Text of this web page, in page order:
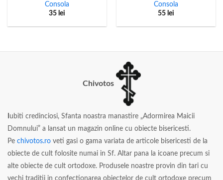
Consola
35 lei
Consola
55 lei
Chivotos
ubiti credinciosi, Sfanta noastra manastire „Adormirea Maicii
Domnului” a lansat un magazin online cu obiecte bisericesti.
Pe chivotos.ro veti gasi o gama variata de articole bisericesti de la
obiecte de cult folosite numai in Sf. Altar pana la icoane precum si
alte obiecte de cult ortodoxe. Produsele noastre provin din tari cu
vechi traditii in confectionarea obiectelor de cult ortodoxe precum